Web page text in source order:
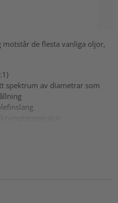
de flesta vanliga oljor,
spektrum av diametrar som